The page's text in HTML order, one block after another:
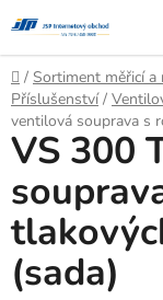
na
obsah
Domů
/ Sortiment měřicí a
Příslušenství /
ventilová souprava s
VS 300
(sada)